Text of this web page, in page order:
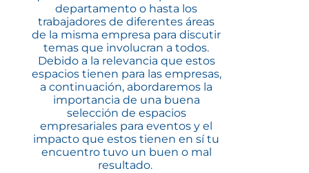
departamento o hasta los
trabajadores de diferentes áreas
de la misma empresa para discutir
temas que involucran a todos.
Debido a la relevancia que estos
espacios tienen para las empresas,
a continuación, abordaremos la
importancia de una buena
selección de espacios
empresariales para eventos y el
impacto que estos tienen en sí tu
encuentro tuvo un buen o mal
resultado.